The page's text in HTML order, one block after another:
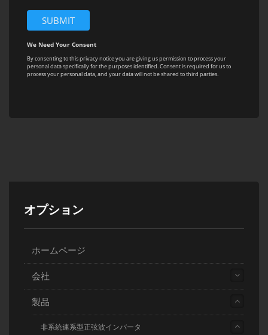
オプション
ホームページ
会社
製品
非系統連系型正弦波インバータ